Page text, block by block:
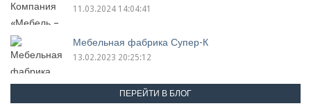
11.03.2024 14:04:41
Мебельная фабрика Супер-К
13.02.2023 20:25:12
ПЕРЕЙТИ В БЛОГ